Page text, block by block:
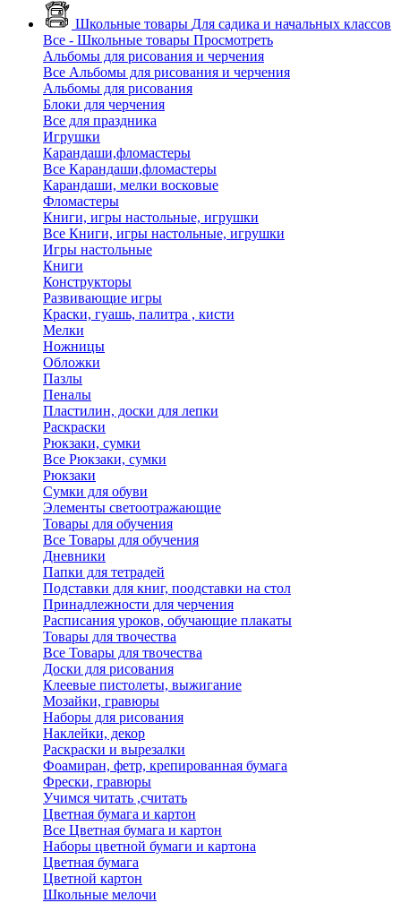
Школьные товары Для садика и начальных классов
Все - Школьные товары Просмотреть
Альбомы для рисования и черчения
Все Альбомы для рисования и черчения
Альбомы для рисования
Блоки для черчения
Все для праздника
Игрушки
Карандаши,фломастеры
Все Карандаши,фломастеры
Карандаши, мелки восковые
Фломастеры
Книги, игры настольные, игрушки
Все Книги, игры настольные, игрушки
Игры настольные
Книги
Конструкторы
Развивающие игры
Краски, гуашь, палитра , кисти
Мелки
Ножницы
Обложки
Пазлы
Пеналы
Пластилин, доски для лепки
Раскраски
Рюкзаки, сумки
Все Рюкзаки, сумки
Рюкзаки
Сумки для обуви
Элементы светоотражающие
Товары для обучения
Все Товары для обучения
Дневники
Папки для тетрадей
Подставки для книг, поодставки на стол
Принадлежности для черчения
Расписания уроков, обучающие плакаты
Товары для твочества
Все Товары для твочества
Доски для рисования
Клеевые пистолеты, выжигание
Мозайки, гравюры
Наборы для рисования
Наклейки, декор
Раскраски и вырезалки
Фоамиран, фетр, крепированная бумага
Фрески, гравюры
Учимся читать ,считать
Цветная бумага и картон
Все Цветная бумага и картон
Наборы цветной бумаги и картона
Цветная бумага
Цветной картон
Школьные мелочи